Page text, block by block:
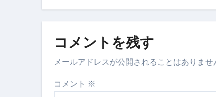
コメントを残す
メールアドレスが公開されることはありませ
コメント ※